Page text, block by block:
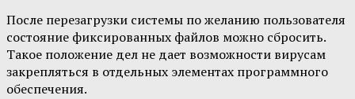
После перезагрузки системы по желанию пользователя
состояние фиксированных файлов можно сбросить.
Такое положение дел не дает возможности вирусам
закрепляться в отдельных элементах программного
обеспечения.